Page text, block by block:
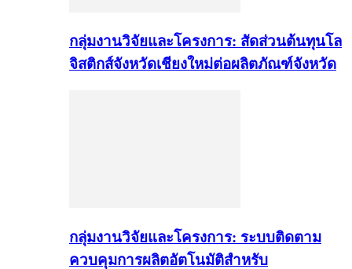
กลุ่มงานวิจัยและโครงการ: สัดส่วนต้นทุนโล
จิสติกส์จังหวัดเชียงใหม่ต่อผลิตภัณฑ์จังหวัด
กลุ่มงานวิจัยและโครงการ: ระบบติดตาม
ควบคุมการผลิตอัตโนมัติสำหรับ